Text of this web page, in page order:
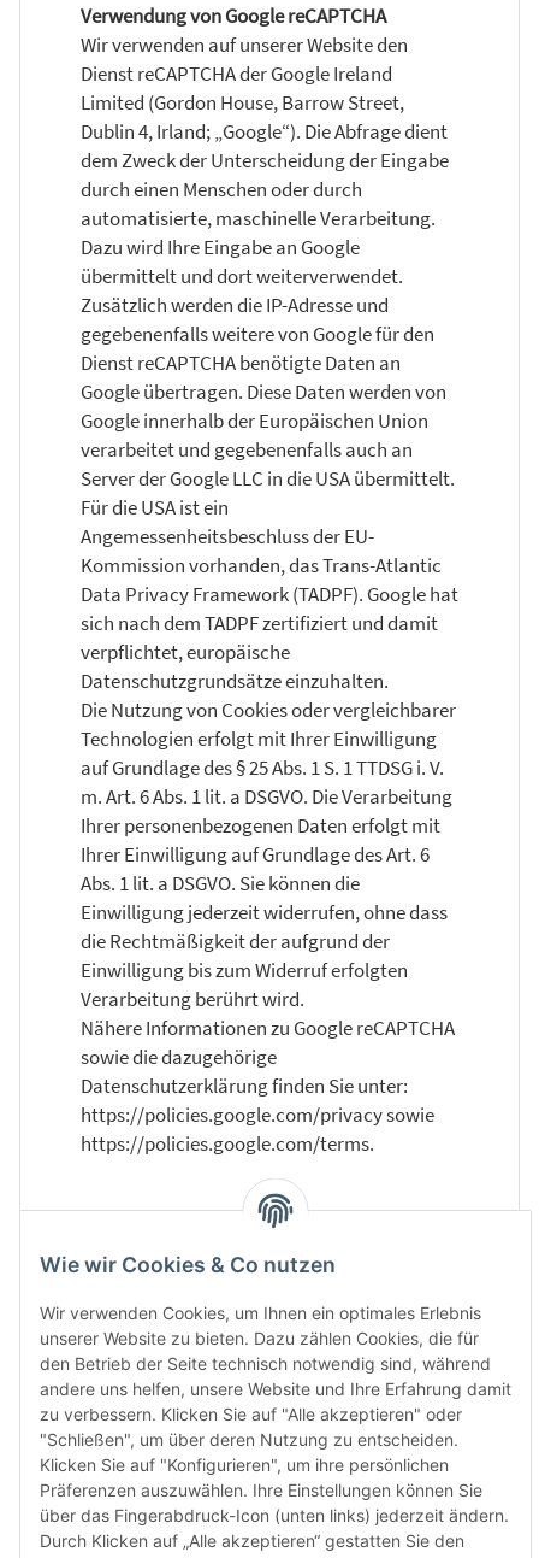
Verwendung von Google reCAPTCHA
Wir verwenden auf unserer Website den
Dienst reCAPTCHA der Google Ireland
Limited (Gordon House, Barrow Street,
Dublin 4, Irland; „Google“). Die Abfrage dient
dem Zweck der Unterscheidung der Eingabe
durch einen Menschen oder durch
automatisierte, maschinelle Verarbeitung.
Dazu wird Ihre Eingabe an Google
übermittelt und dort weiterverwendet.
Zusätzlich werden die IP-Adresse und
gegebenenfalls weitere von Google für den
Dienst reCAPTCHA benötigte Daten an
Google übertragen. Diese Daten werden von
Google innerhalb der Europäischen Union
verarbeitet und gegebenenfalls auch an
Server der Google LLC in die USA übermittelt.
Für die USA ist ein
Angemessenheitsbeschluss der EU-
Kommission vorhanden, das Trans-Atlantic
Data Privacy Framework (TADPF). Google hat
sich nach dem TADPF zertifiziert und damit
verpflichtet, europäische
Datenschutzgrundsätze einzuhalten.
Die Nutzung von Cookies oder vergleichbarer
Technologien erfolgt mit Ihrer Einwilligung
auf Grundlage des § 25 Abs. 1 S. 1 TTDSG i. V.
m. Art. 6 Abs. 1 lit. a DSGVO. Die Verarbeitung
Ihrer personenbezogenen Daten erfolgt mit
Ihrer Einwilligung auf Grundlage des Art. 6
Abs. 1 lit. a DSGVO. Sie können die
Einwilligung jederzeit widerrufen, ohne dass
die Rechtmäßigkeit der aufgrund der
Einwilligung bis zum Widerruf erfolgten
Verarbeitung berührt wird.
Nähere Informationen zu Google reCAPTCHA
sowie die dazugehörige
Datenschutzerklärung finden Sie unter:
https://policies.google.com/privacy sowie
https://policies.google.com/terms.
Betroffenenrechte und Speicherdauer
Dauer der Speicherung
Nach vollständiger Vertragsabwicklung
werden die Daten zunächst für die Dauer der
Gewährleistungsfrist, danach unter
Berücksichtigung gesetzlicher, insbesondere
steuer- und handelsrechtlicher
Aufbewahrungsfristen gespeichert und dann
nach Fristablauf gelöscht, sofern Sie der
weitergehenden Verarbeitung und Nutzung
nicht zugestimmt haben.
Wie wir Cookies & Co nutzen
Wir verwenden Cookies, um Ihnen ein optimales Erlebnis
unserer Website zu bieten. Dazu zählen Cookies, die für
den Betrieb der Seite technisch notwendig sind, während
andere uns helfen, unsere Website und Ihre Erfahrung damit
zu verbessern. Klicken Sie auf "Alle akzeptieren" oder
"Schließen", um über deren Nutzung zu entscheiden.
Klicken Sie auf "Konfigurieren", um ihre persönlichen
Präferenzen auszuwählen. Ihre Einstellungen können Sie
über das Fingerabdruck-Icon (unten links) jederzeit ändern.
Durch Klicken auf „Alle akzeptieren“ gestatten Sie den